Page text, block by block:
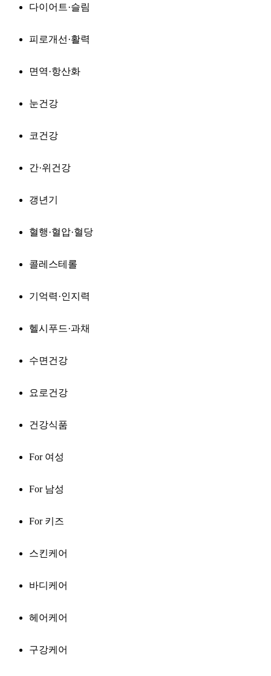
다이어트·슬림
피로개선·활력
면역·항산화
눈건강
코건강
간·위건강
갱년기
혈행·혈압·혈당
콜레스테롤
기억력·인지력
헬시푸드·과채
수면건강
요로건강
건강식품
For 여성
For 남성
For 키즈
스킨케어
바디케어
헤어케어
구강케어